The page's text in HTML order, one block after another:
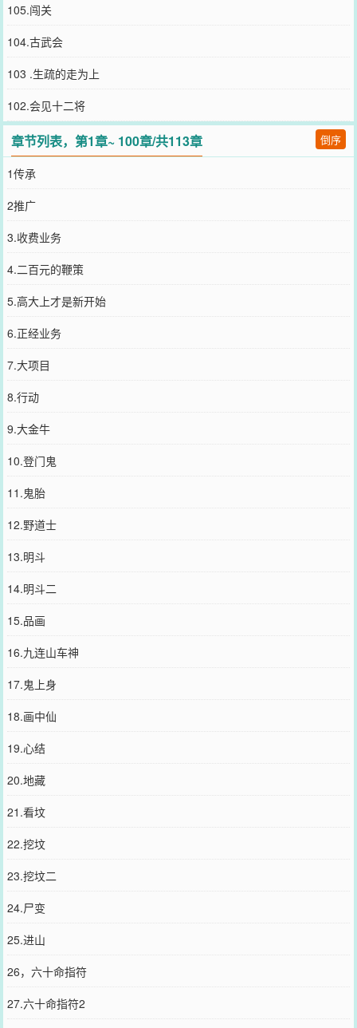
105.闯关
104.古武会
103 .生疏的走为上
102.会见十二将
章节列表，第1章~ 100章/共113章 倒序
1传承
2推广
3.收费业务
4.二百元的鞭策
5.高大上才是新开始
6.正经业务
7.大项目
8.行动
9.大金牛
10.登门鬼
11.鬼胎
12.野道士
13.明斗
14.明斗二
15.品画
16.九连山车神
17.鬼上身
18.画中仙
19.心结
20.地藏
21.看坟
22.挖坟
23.挖坟二
24.尸变
25.进山
26，六十命指符
27.六十命指符2